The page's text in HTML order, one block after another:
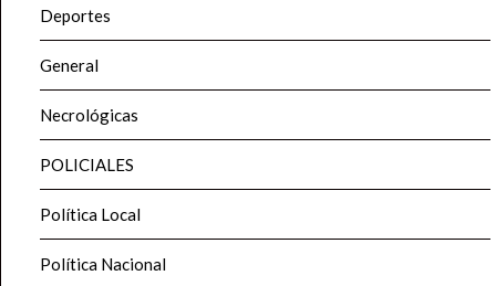
Deportes
General
Necrológicas
POLICIALES
Política Local
Política Nacional